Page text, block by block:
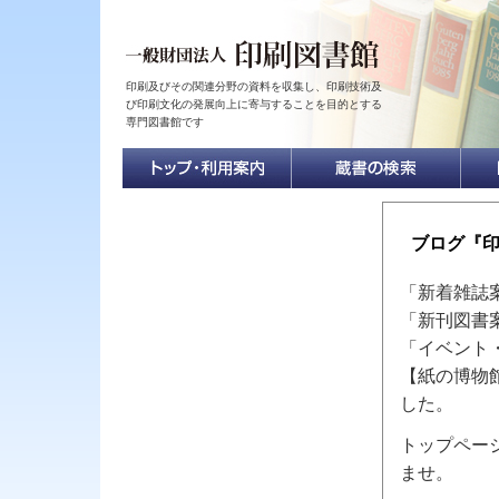
印刷及びその関連分野の資料を収集し、印刷技術及
び印刷文化の発展向上に寄与することを目的とする
専門図書館です
ブログ『
「新着雑誌
「新刊図書
「イベン
【紙の博
した。
トップペ
ませ。